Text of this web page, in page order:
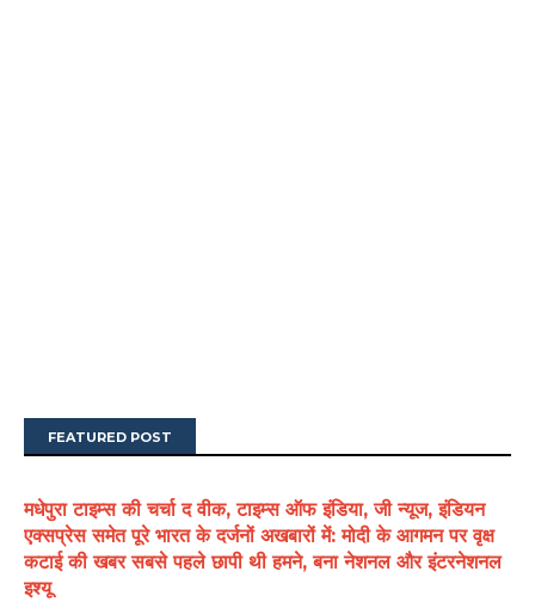
FEATURED POST
मधेपुरा टाइम्स की चर्चा द वीक, टाइम्स ऑफ इंडिया, जी न्यूज, इंडियन
एक्सप्रेस समेत पूरे भारत के दर्जनों अखबारों में: मोदी के आगमन पर वृक्ष
कटाई की खबर सबसे पहले छापी थी हमने, बना नेशनल और इंटरनेशनल
इश्यू